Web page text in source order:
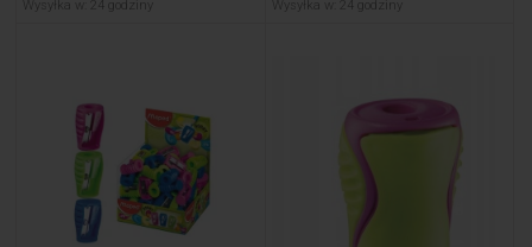
Wysyłka w:
24 godziny
Wysyłka w:
24 godziny